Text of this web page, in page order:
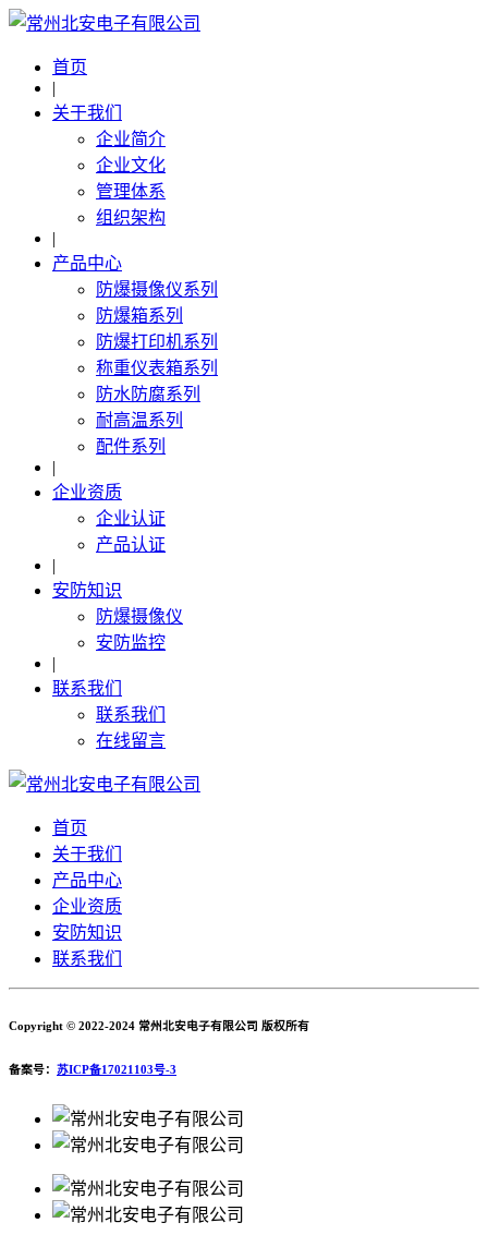
首页
|
关于我们
企业简介
企业文化
管理体系
组织架构
|
产品中心
防爆摄像仪系列
防爆箱系列
防爆打印机系列
称重仪表箱系列
防水防腐系列
耐高温系列
配件系列
|
企业资质
企业认证
产品认证
|
安防知识
防爆摄像仪
安防监控
|
联系我们
联系我们
在线留言
首页
关于我们
产品中心
企业资质
安防知识
联系我们
Copyright © 2022-2024 常州北安电子有限公司 版权所有
备案号： 苏ICP备17021103号-3